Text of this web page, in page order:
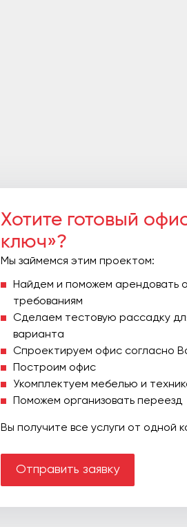
Хотите готовый
ключ»?
Мы займемся этим проектом:
Найдем и поможем арендовать
требованиям
Сделаем тестовую рассадку
варианта
Спроектируем офис согласно
Построим офис
Укомплектуем мебелью и
Поможем организовать переезд
Вы получите все услуги от одной
Отправить заявку